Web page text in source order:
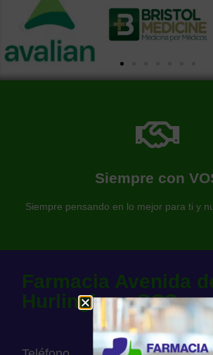
Siempre con
Siempre pensando en lo mejor para ti y
Farmacia
Somos una farmacia al servicio de
Más información de nuestra
Farmacia Avenida
Hurlingham SCS